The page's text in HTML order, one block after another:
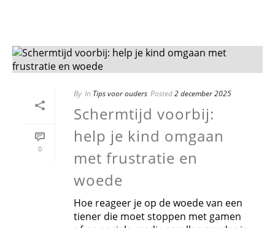
0
By In Tips voor ouders Posted2 december 2025
Schermtijd voorbij:
help je kind omgaan
met frustratie en
woede
Hoe reageer je op de woede van een
tiener die moet stoppen met gamen